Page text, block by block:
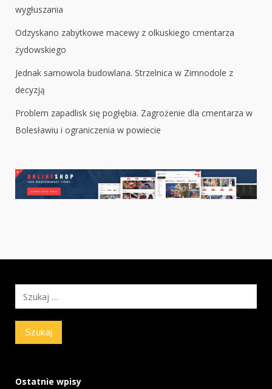
wygłuszania
Odzyskano zabytkowe macewy z olkuskiego cmentarza
żydowskiego
Jednak samowola budowlana. Strzelnica w Zimnodole z
decyzją
Problem zapadlisk się pogłębia. Zagrożenie dla cmentarza w
Bolesławiu i ograniczenia w powiecie
Szukaj:
Ostatnie wpisy